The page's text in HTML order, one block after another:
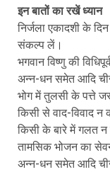
इन बातों का रखें ध्यान
निर्जला एकादशी के
संकल्प लें।
भगवान विष्णु की
अन्न-धन समेत आदि
भोग में तुलसी के पत्ते
किसी से वाद-विवाद न
किसी के बारे में गलत
तामसिक भोजन का
अन्न-धन समेत आदि